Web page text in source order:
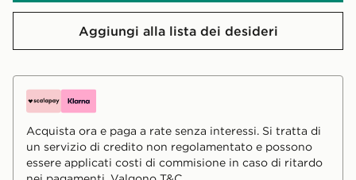
Aggiungi alla lista dei desideri
Acquista ora e paga a rate senza interessi. Si tratta di
un servizio di credito non regolamentato e possono
essere applicati costi di commisione in caso di ritardo